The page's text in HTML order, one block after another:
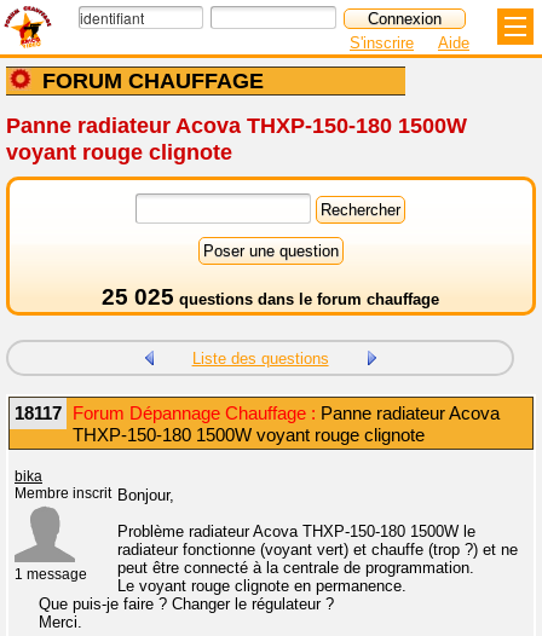
FORUM CHAUFFAGE
S'inscrire Aide
Panne radiateur Acova THXP-150-180 1500W
voyant rouge clignote
25 025 questions dans le forum chauffage
Liste des questions
18117 Forum Dépannage Chauffage : Panne radiateur Acova
THXP-150-180 1500W voyant rouge clignote
bika
Membre inscrit
1 message
Bonjour,
Problème radiateur Acova THXP-150-180 1500W le
radiateur fonctionne (voyant vert) et chauffe (trop ?) et ne
peut être connecté à la centrale de programmation.
Le voyant rouge clignote en permanence.
Que puis-je faire ? Changer le régulateur ?
Merci.